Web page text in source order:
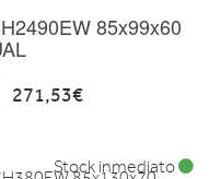
85x99x60
271,53€
Stock inmediato